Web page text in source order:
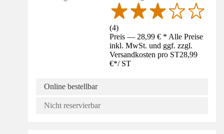
(4)
Preis — 28,99 € * Alle Preise
inkl. MwSt. und ggf. zzgl.
Versandkosten pro ST28,99
€*/ ST
Online bestellbar
Nicht reservierbar